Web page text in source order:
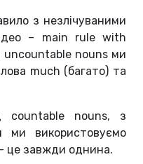
з незлічуваними
– main rule with
uncountable nouns ми
much (багато) та
countable nouns, з
ми використовуємо
це завжди однина.